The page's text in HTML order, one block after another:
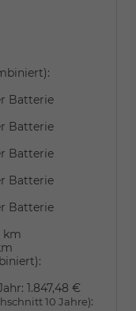
Batterie
Batterie
Batterie
Batterie
Batterie
km
1.847,48 €
10 Jahre):